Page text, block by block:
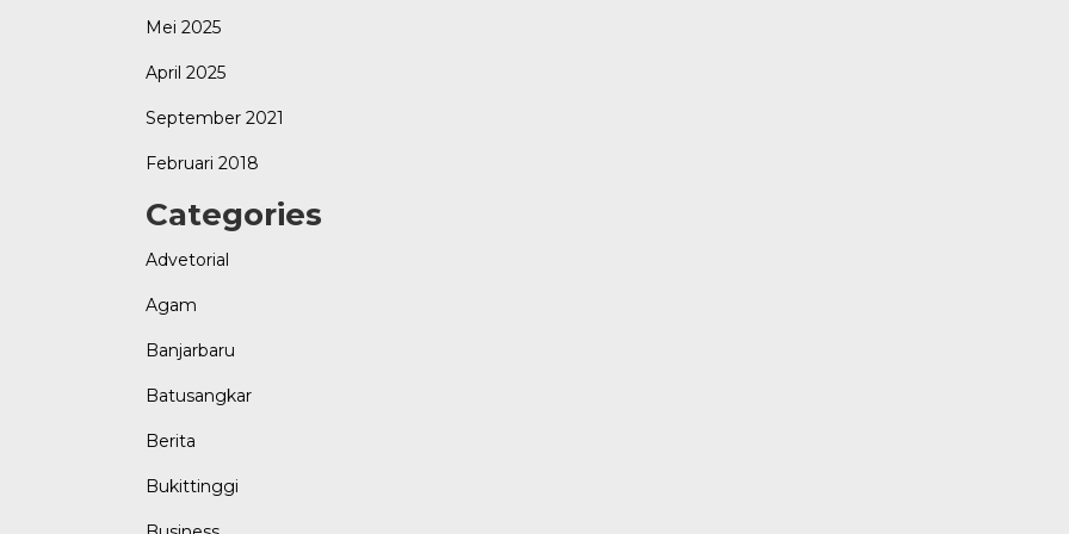
Mei 2025
April 2025
September 2021
Februari 2018
Categories
Advetorial
Agam
Banjarbaru
Batusangkar
Berita
Bukittinggi